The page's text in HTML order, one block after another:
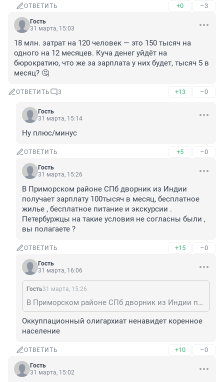
ОТВЕТИТЬ +0 –3
Гость
31 марта, 15:03
18 млн. затрат на 120 человек — это 150 тысяч на
одного на 12 месяцев. Куча денег уйдёт на
бюрократию, что же за зарплата у них будет, тысяч 5 в
месяц? 🤔
ОТВЕТИТЬ 3 +13 –0
Гость
31 марта, 15:14
Ну плюс/минус
ОТВЕТИТЬ +5 –0
Гость
31 марта, 15:26
В Приморском районе СПб дворник из Индии
получает зарплату 100тысяч в месяц, бесплатное
жилье , бесплатное питание и экскурсии .
Петербуржцы на такие условия не согласны были ,
вы полагаете ?
ОТВЕТИТЬ +15 –0
Гость
31 марта, 16:06
Гость31 марта, 15:26
В Приморском районе СПб дворник из Индии получает зарплату 100тысяч в месяц, бесплатное жилье , бесплатное питание и экскурсии . Петербуржцы на такие условия не согласны были , вы полагаете ?
Оккуппационный олигархиат ненавидет коренное
население
ОТВЕТИТЬ +10 –0
Гость
31 марта, 15:02